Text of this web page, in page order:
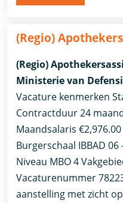
(Regio)
(Regio)
Ministerie van
Vacature kenmerken
Contractduur 24
Maandsalaris
Burgerschaal IBBAD
Niveau MBO 4
Vacaturenummer
aanstelling met zicht